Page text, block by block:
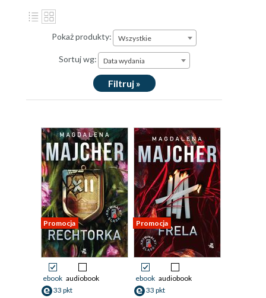
Pokaż produkty: Wszystkie
Sortuj wg: Data wydania
Filtruj »
Promocja
ebook audiobook
33 pkt
Promocja
ebook audiobook
33 pkt